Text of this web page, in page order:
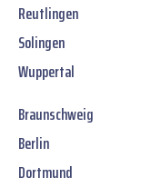
Reutlingen
Solingen
Wuppertal
Braunschweig
Berlin
Dortmund